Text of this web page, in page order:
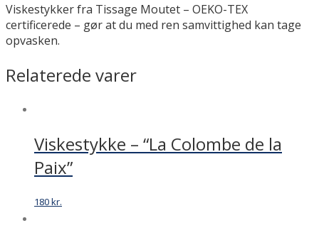
Viskestykker fra Tissage Moutet – OEKO-TEX
certificerede – gør at du med ren samvittighed kan tage
opvasken.
Relaterede varer
Viskestykke – “La Colombe de la
Paix”
180kr.